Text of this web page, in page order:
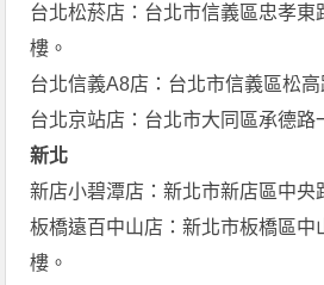
台北松菸店：台北市信義區忠孝東
樓。
台北信義A8店：台北市信義區松高
台北京站店：台北市大同區承德路
新北
新店小碧潭店：新北市新店區中央
板橋遠百中山店：新北市板橋區中
樓。